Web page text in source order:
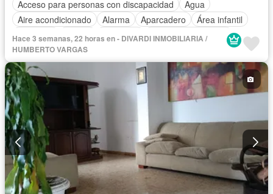
Acceso para personas con discapacidad
Agua
Aire acondicionado
Alarma Aparcadero
Área infantil
Ascensor
Balcón Barbecue
Caseta de vigilancia
Cocina integral
Gas natural
Jacuzzi
Jardín Patio Piscina Vigilante
Sauna
Seguridad privada
Tanque de agua
Terraza
Vista panorámica
Hace 3 semanas, 22 horas en - DIVARDI INMOBILIARIA /
HUMBERTO VARGAS